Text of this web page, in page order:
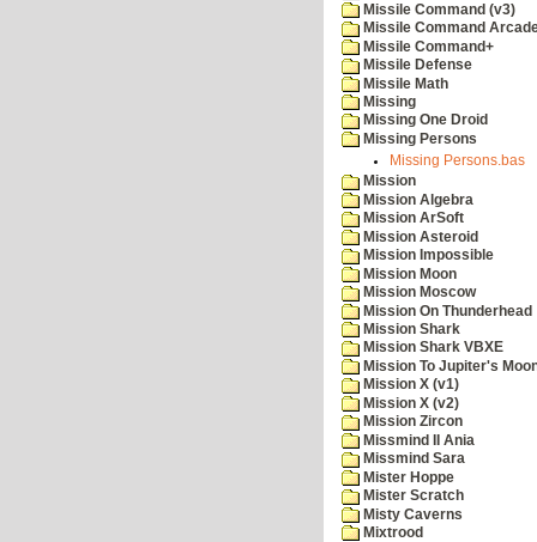
Missile Command (v3)
Missile Command
Missile Command+
Missile Defense
Missile Math
Missing
Missing One Droid
Missing Persons
Missing Persons.bas
Mission
Mission Algebra
Mission ArSoft
Mission Asteroid
Mission Impossible
Mission Moon
Mission Moscow
Mission On Thunderhead
Mission Shark
Mission Shark VBXE
Mission To Jupiter's
Mission X (v1)
Mission X (v2)
Mission Zircon
Missmind II Ania
Missmind Sara
Mister Hoppe
Mister Scratch
Misty Caverns
Mixtrood